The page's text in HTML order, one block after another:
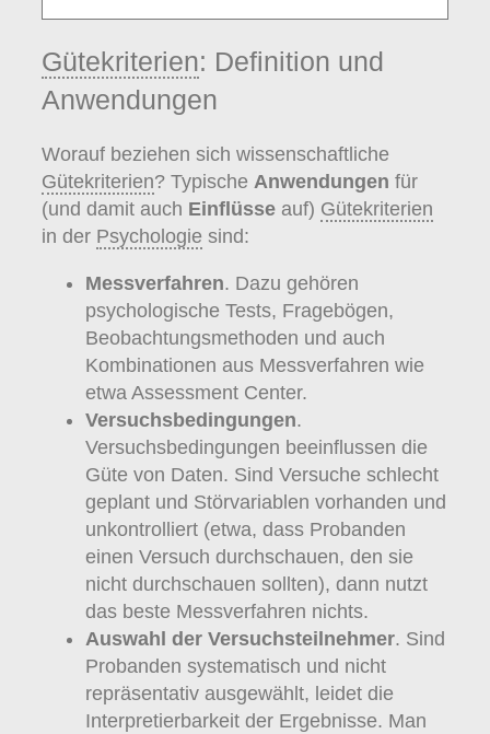
Gütekriterien: Definition und
Anwendungen
Worauf beziehen sich wissenschaftliche
Gütekriterien? Typische Anwendungen für
(und damit auch Einflüsse auf) Gütekriterien
in der Psychologie sind:
Messverfahren. Dazu gehören
psychologische Tests, Fragebögen,
Beobachtungsmethoden und auch
Kombinationen aus Messverfahren wie
etwa Assessment Center.
Versuchsbedingungen.
Versuchsbedingungen beeinflussen die
Güte von Daten. Sind Versuche schlecht
geplant und Störvariablen vorhanden und
unkontrolliert (etwa, dass Probanden
einen Versuch durchschauen, den sie
nicht durchschauen sollten), dann nutzt
das beste Messverfahren nichts.
Auswahl der Versuchsteilnehmer. Sind
Probanden systematisch und nicht
repräsentativ ausgewählt, leidet die
Interpretierbarkeit der Ergebnisse. Man